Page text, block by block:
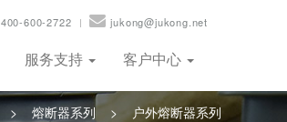
400-600-2722 jukong@jukong.net
服务支持 客户中心
> 熔断器系列 > 户外熔断器系列